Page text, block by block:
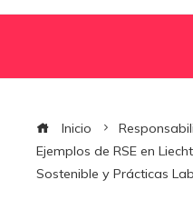
Inicio
Ejemplos de RSE en
Sostenible y Prácticas